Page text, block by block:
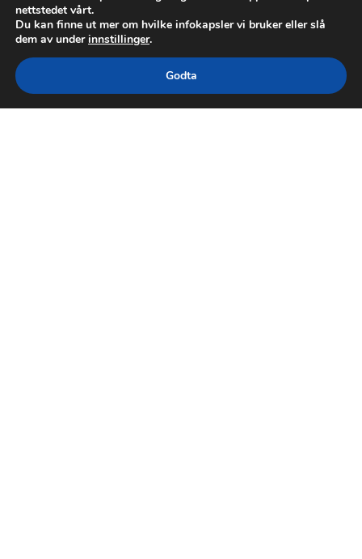
nettstedet vårt.
Du kan finne ut mer om hvilke infokapsler vi bruker eller slå
dem av underinnstillinger.
Godta